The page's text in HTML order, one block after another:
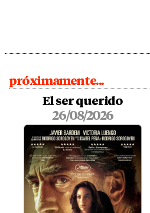
próximamente...
El ser querido
26/08/2026